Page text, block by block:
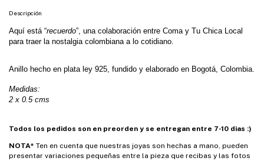
Descripción
Aquí está “recuerdo”, una colaboración entre Coma y Tu Chica Local
para traer la nostalgia colombiana a lo cotidiano.
Anillo hecho en plata ley 925, fundido y elaborado en Bogotá, Colombia.
Medidas:
2 x 0.5 cms
Todos los pedidos son en preorden y se entregan entre 7-10 dias :)
NOTA* Ten en cuenta que nuestras joyas son hechas a mano, pueden
presentar variaciones pequeñas entre la pieza que recibas y las fotos